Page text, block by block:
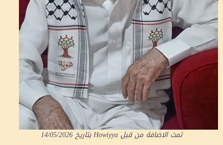
تمت الاضافة من قبلHowiyyaبتاريخ14/05/2026